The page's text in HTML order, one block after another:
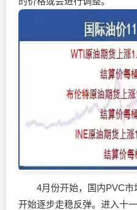
4月份开始，国内PVC市
开始逐步走稳反弹。进入十